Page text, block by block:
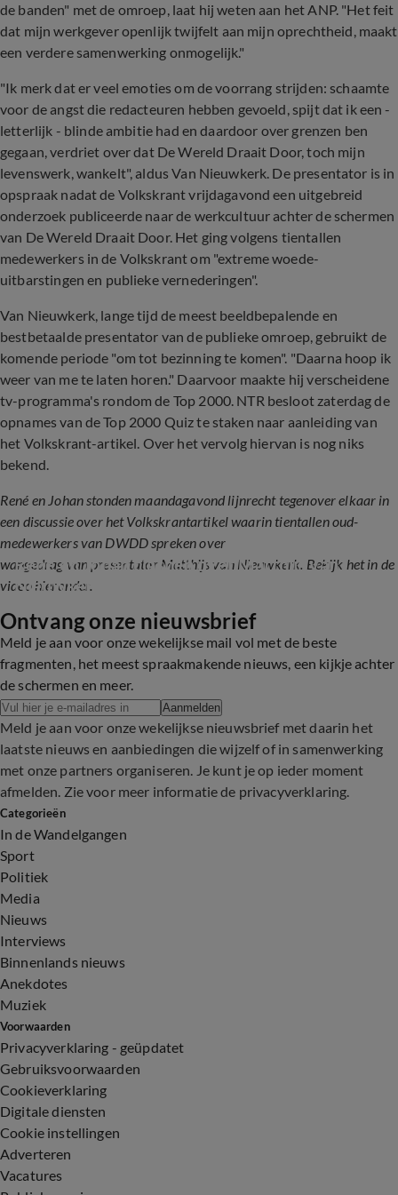
de banden" met de omroep, laat hij weten aan het ANP. "Het feit
dat mijn werkgever openlijk twijfelt aan mijn oprechtheid, maakt
een verdere samenwerking onmogelijk."
"Ik merk dat er veel emoties om de voorrang strijden: schaamte
voor de angst die redacteuren hebben gevoeld, spijt dat ik een -
letterlijk - blinde ambitie had en daardoor over grenzen ben
gegaan, verdriet over dat De Wereld Draait Door, toch mijn
levenswerk, wankelt", aldus Van Nieuwkerk. De presentator is in
opspraak nadat de Volkskrant vrijdagavond een uitgebreid
onderzoek publiceerde naar de werkcultuur achter de schermen
van De Wereld Draait Door. Het ging volgens tientallen
medewerkers in de Volkskrant om "extreme woede-
uitbarstingen en publieke vernederingen".
Van Nieuwkerk, lange tijd de meest beeldbepalende en
bestbetaalde presentator van de publieke omroep, gebruikt de
komende periode "om tot bezinning te komen". "Daarna hoop ik
weer van me te laten horen." Daarvoor maakte hij verscheidene
tv-programma's rondom de Top 2000. NTR besloot zaterdag de
opnames van de Top 2000 Quiz te staken naar aanleiding van
het Volkskrant-artikel. Over het vervolg hiervan is nog niks
bekend.
René en Johan stonden maandagavond lijnrecht tegenover elkaar in
een discussie over het Volkskrantartikel waarin tientallen oud-
medewerkers van DWDD spreken over
wangedrag van presentator Matthijs van Nieuwkerk. Bekijk het in de
video hieronder.
18:41
René en Johan clashen over Matthijs van
Nieuwkerk: 'Jij lult uit je nek!'
Ontvang onze nieuwsbrief
Meld je aan voor onze wekelijkse mail vol met de beste
fragmenten, het meest spraakmakende nieuws, een kijkje achter
de schermen en meer.
Aanmelden
Meld je aan voor onze wekelijkse nieuwsbrief met daarin het
laatste nieuws en aanbiedingen die wijzelf of in samenwerking
met onze partners organiseren. Je kunt je op ieder moment
afmelden. Zie voor meer informatie de privacyverklaring.
Categorieën
In de Wandelgangen
Sport
Politiek
Media
Nieuws
Interviews
Binnenlands nieuws
Anekdotes
Muziek
Voorwaarden
Privacyverklaring - geüpdatet
Gebruiksvoorwaarden
Cookieverklaring
Digitale diensten
Cookie instellingen
Adverteren
Vacatures